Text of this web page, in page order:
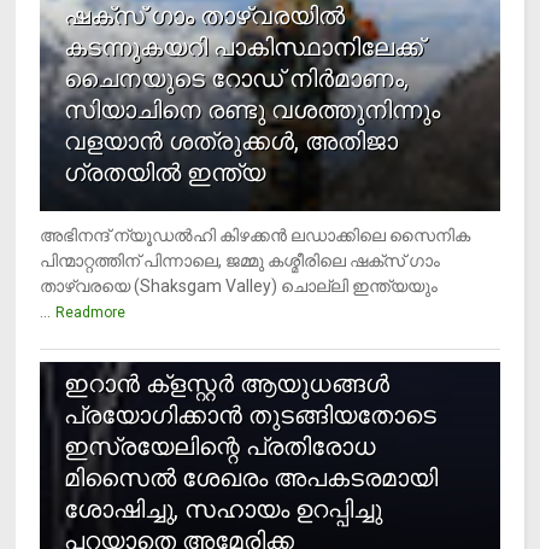
ഷക്സ് ​ഗാം താഴ്‌വരയിൽ
കടന്നുകയറി പാകിസ്ഥാനിലേക്ക്
ചൈനയുടെ റോഡ് നിർമാണം,
സിയാചിനെ രണ്ടു വശത്തുനിന്നും
വളയാൻ ശത്രുക്കൾ, അതിജാ​
ഗ്രതയിൽ ഇന്ത്യ
അഭിനന്ദ് ന്യൂഡൽഹി കിഴക്കൻ ലഡാക്കിലെ സൈനിക
പിന്മാറ്റത്തിന് പിന്നാലെ, ജമ്മു കശ്മീരിലെ ഷക്സ് ​ഗാം
താഴ്‌വരയെ (Shaksgam Valley) ചൊല്ലി ഇന്ത്യയും
... Readmore
ഇറാന്‍ ക്‌ളസ്റ്റര്‍ ആയുധങ്ങള്‍
പ്രയോഗിക്കാന്‍ തുടങ്ങിയതോടെ
ഇസ്രയേലിന്റെ പ്രതിരോധ
മിസൈല്‍ ശേഖരം അപകടരമായി
ശോഷിച്ചു, സഹായം ഉറപ്പിച്ചു
പറയാതെ അമേരിക്ക